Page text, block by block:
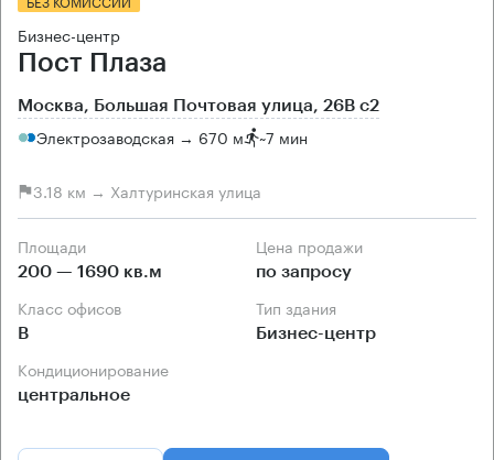
Бизнес-центр
Пост Плаза
Москва, Большая Почтовая улица, 26В с2
Электрозаводская → 670 м ~7 мин
3.18 км → Халтуринская улица
Площади
200 — 1690 кв.м
Цена продажи
по запросу
Класс офисов
B
Тип здания
Бизнес-центр
Кондиционирование
центральное